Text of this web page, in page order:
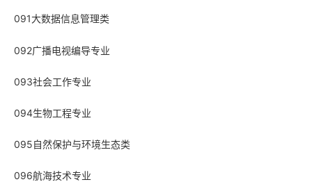
091大数据信息管理类
092广播电视编导专业
093社会工作专业
094生物工程专业
095自然保护与环境生态类
096航海技术专业